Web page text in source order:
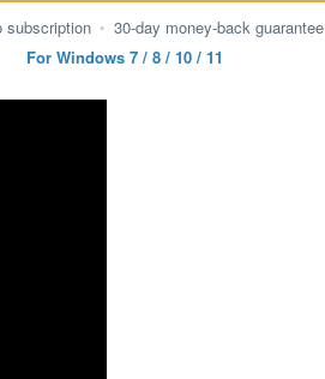
• 30-day money-back guarantee
For Windows 7 / 8 / 10 / 11